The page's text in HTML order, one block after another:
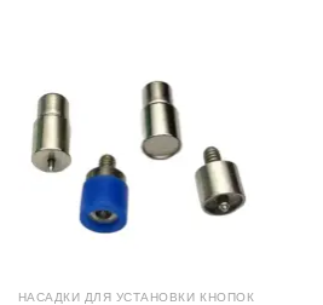
НАСАДКИ ДЛЯ УСТАНОВКИ КНОПОК